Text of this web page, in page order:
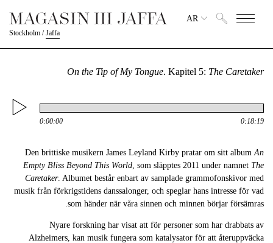
Stockholm /Jaffa
AR
On the Tip of My Tongue. Kapitel 5: The Caretaker
0:00:00 0:18:19
Den brittiske musikern James Leyland Kirby pratar om sitt albumAn
Empty Bliss Beyond This World, som släpptes 2011 under namnet The
Caretaker. Albumet består enbart av samplade grammofonskivor med
musik från förkrigstidens danssalonger, och speglar hans intresse för vad
som händer när våra sinnen och minnen börjar försämras.
Nyare forskning har visat att för personer som har drabbats av
Alzheimers, kan musik fungera som katalysator för att återuppväcka